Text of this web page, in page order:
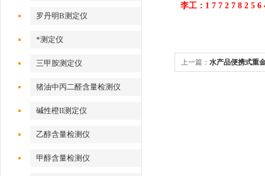
罗丹明B测定仪
*测定仪
三甲胺测定仪
猪油中丙二醛含量检测仪
碱性橙II测定仪
乙醇含量检测仪
甲醇含量检测仪
李工：1 7 7 2 7 8 2 5 6
上一篇： 水产品便携式重